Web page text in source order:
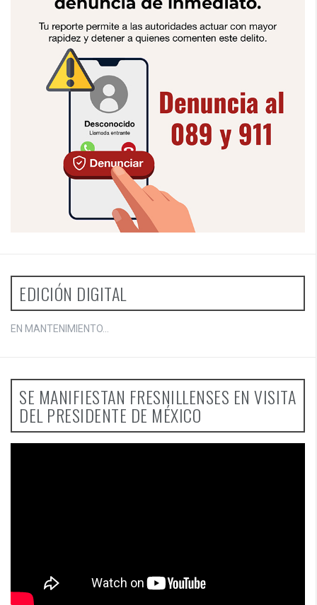
EDICIÓN DIGITAL
EN MANTENIMIENTO...
SE MANIFIESTAN FRESNILLENSES EN VISITA
DEL PRESIDENTE DE MÉXICO